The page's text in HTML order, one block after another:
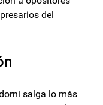
del
salga lo más